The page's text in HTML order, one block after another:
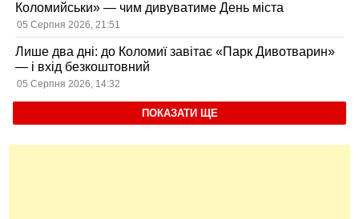
Коломийськи» — чим дивуватиме День міста
05 Серпня 2026, 21:51
Лише два дні: до Коломиї завітає «Парк Дивотварин»
— і вхід безкоштовний
05 Серпня 2026, 14:32
ПОКАЗАТИ ЩЕ